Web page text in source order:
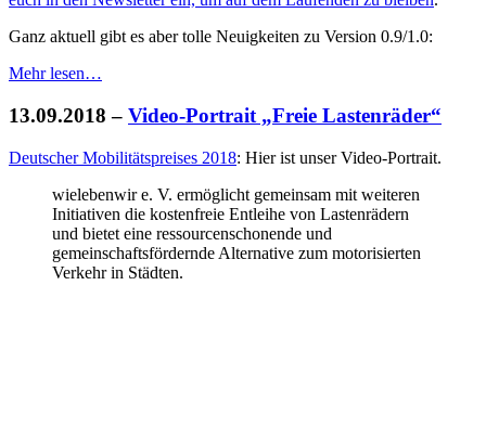
Ganz aktuell gibt es aber tolle Neuigkeiten zu Version 0.9/1.0:
Mehr lesen…
13.09.2018 – Video-Portrait „Freie Lastenräder“
Deutscher Mobilitätspreises 2018: Hier ist unser Video-Portrait.
wielebenwir e. V. ermöglicht gemeinsam mit weiteren
Initiativen die kostenfreie Entleihe von Lastenrädern
und bietet eine ressourcenschonende und
gemeinschaftsfördernde Alternative zum motorisierten
Verkehr in Städten.